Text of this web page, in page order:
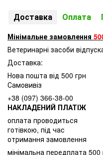
Доставка Оплата
Мінімальне замовлення
Ветеринарні засоби
Доставка:
Нова пошта від 500 грн
Самовивіз
+38 (097) 366-38-00
НАКЛАДЕНИЙ ПЛАТІЖ
оплата проводиться
готівкою, під час
отримання замовлення
мінімальна передплата 500